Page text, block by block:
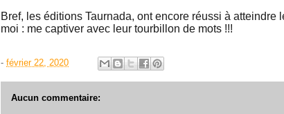
Bref, les éditions Taurnada, ont encore réussi à atteindre
moi : me captiver avec leur tourbillon de mots !!!
- février 22, 2020
Aucun commentaire: